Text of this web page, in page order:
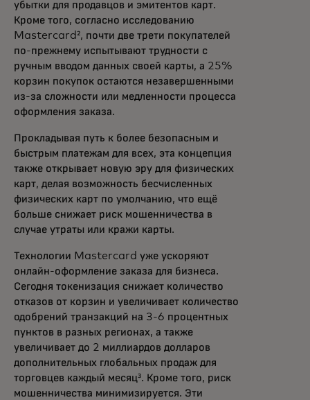
убытки для продавцов и эмитентов карт.
Кроме того, согласно исследованию
Mastercard², почти две трети покупателей
по-прежнему испытывают трудности с
ручным вводом данных своей карты, а 25%
корзин покупок остаются незавершенными
из-за сложности или медленности процесса
оформления заказа.
Прокладывая путь к более безопасным и
быстрым платежам для всех, эта концепция
также открывает новую эру для физических
карт, делая возможность бесчисленных
физических карт по умолчанию, что ещё
больше снижает риск мошенничества в
случае утраты или кражи карты.
Технологии Mastercard уже ускоряют
онлайн-оформление заказа для бизнеса.
Сегодня токенизация снижает количество
отказов от корзин и увеличивает количество
одобрений транзакций на 3-6 процентных
пунктов в разных регионах, а также
увеличивает до 2 миллиардов долларов
дополнительных глобальных продаж для
торговцев каждый месяц³. Кроме того, риск
мошенничества минимизируется. Эти